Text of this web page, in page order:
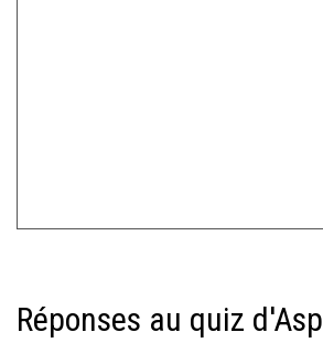
Réponses au quiz